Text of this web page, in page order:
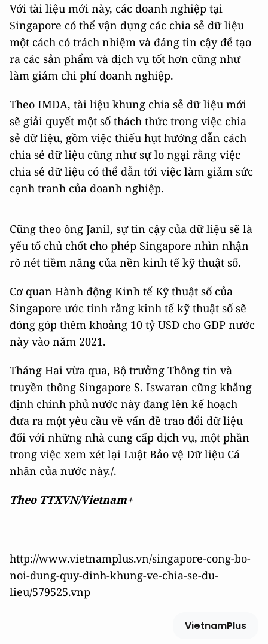
Với tài liệu mới này, các doanh nghiệp tại
Singapore có thể vận dụng các chia sẻ dữ liệu
một cách có trách nhiệm và đáng tin cậy để tạo
ra các sản phẩm và dịch vụ tốt hơn cũng như
làm giảm chi phí doanh nghiệp.
Theo IMDA, tài liệu khung chia sẻ dữ liệu mới
sẽ giải quyết một số thách thức trong việc chia
sẻ dữ liệu, gồm việc thiếu hụt hướng dẫn cách
chia sẻ dữ liệu cũng như sự lo ngại rằng việc
chia sẻ dữ liệu có thể dẫn tới việc làm giảm sức
cạnh tranh của doanh nghiệp.
Cũng theo ông Janil, sự tin cậy của dữ liệu sẽ là
yếu tố chủ chốt cho phép Singapore nhìn nhận
rõ nét tiềm năng của nền kinh tế kỹ thuật số.
Cơ quan Hành động Kinh tế Kỹ thuật số của
Singapore ước tính rằng kinh tế kỹ thuật số sẽ
đóng góp thêm khoảng 10 tỷ USD cho GDP nước
này vào năm 2021.
Tháng Hai vừa qua, Bộ trưởng Thông tin và
truyền thông Singapore S. Iswaran cũng khẳng
định chính phủ nước này đang lên kế hoạch
đưa ra một yêu cầu về vấn đề trao đổi dữ liệu
đối với những nhà cung cấp dịch vụ, một phần
trong việc xem xét lại Luật Bảo vệ Dữ liệu Cá
nhân của nước này./.
Theo TTXVN/Vietnam+
http://www.vietnamplus.vn/singapore-cong-bo-
noi-dung-quy-dinh-khung-ve-chia-se-du-
lieu/579525.vnp
VietnamPlus